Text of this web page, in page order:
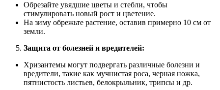
Обрезайте увядшие цветы и стебли, чтобы
стимулировать новый рост и цветение.
На зиму обрежьте растение, оставив примерно 10 см от
земли.
Защита от болезней и вредителей:
Хризантемы могут подвергать различные болезни и
вредители, такие как мучнистая роса, черная ножка,
пятнистость листьев, белокрыльник, трипсы и др.